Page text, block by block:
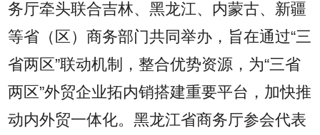
务厅牵头联合吉林、黑龙江、内蒙古、新疆
等省（区）商务部门共同举办，旨在通过“三
省两区”联动机制，整合优势资源，为“三省
两区”外贸企业拓内销搭建重要平台，加快推
动内外贸一体化。黑龙江省商务厅参会代表